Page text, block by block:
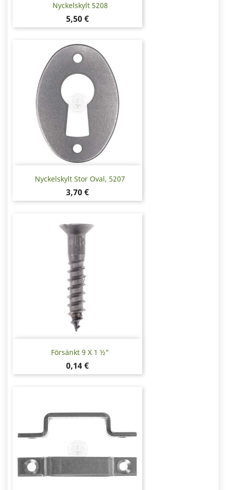
Nyckelskylt 5208
Pris
5,50 €
Nyckelskylt Stor Oval, 5207
Pris
3,70 €
Försänkt 9 X 1 ½"
Pris
0,14 €